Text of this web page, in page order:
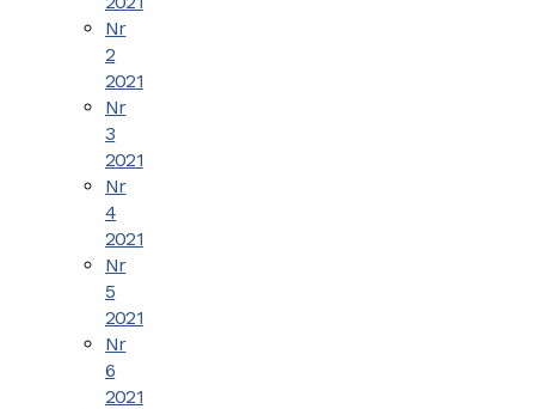
Nr
2
2021
Nr
3
2021
Nr
4
2021
Nr
5
2021
Nr
6
2021